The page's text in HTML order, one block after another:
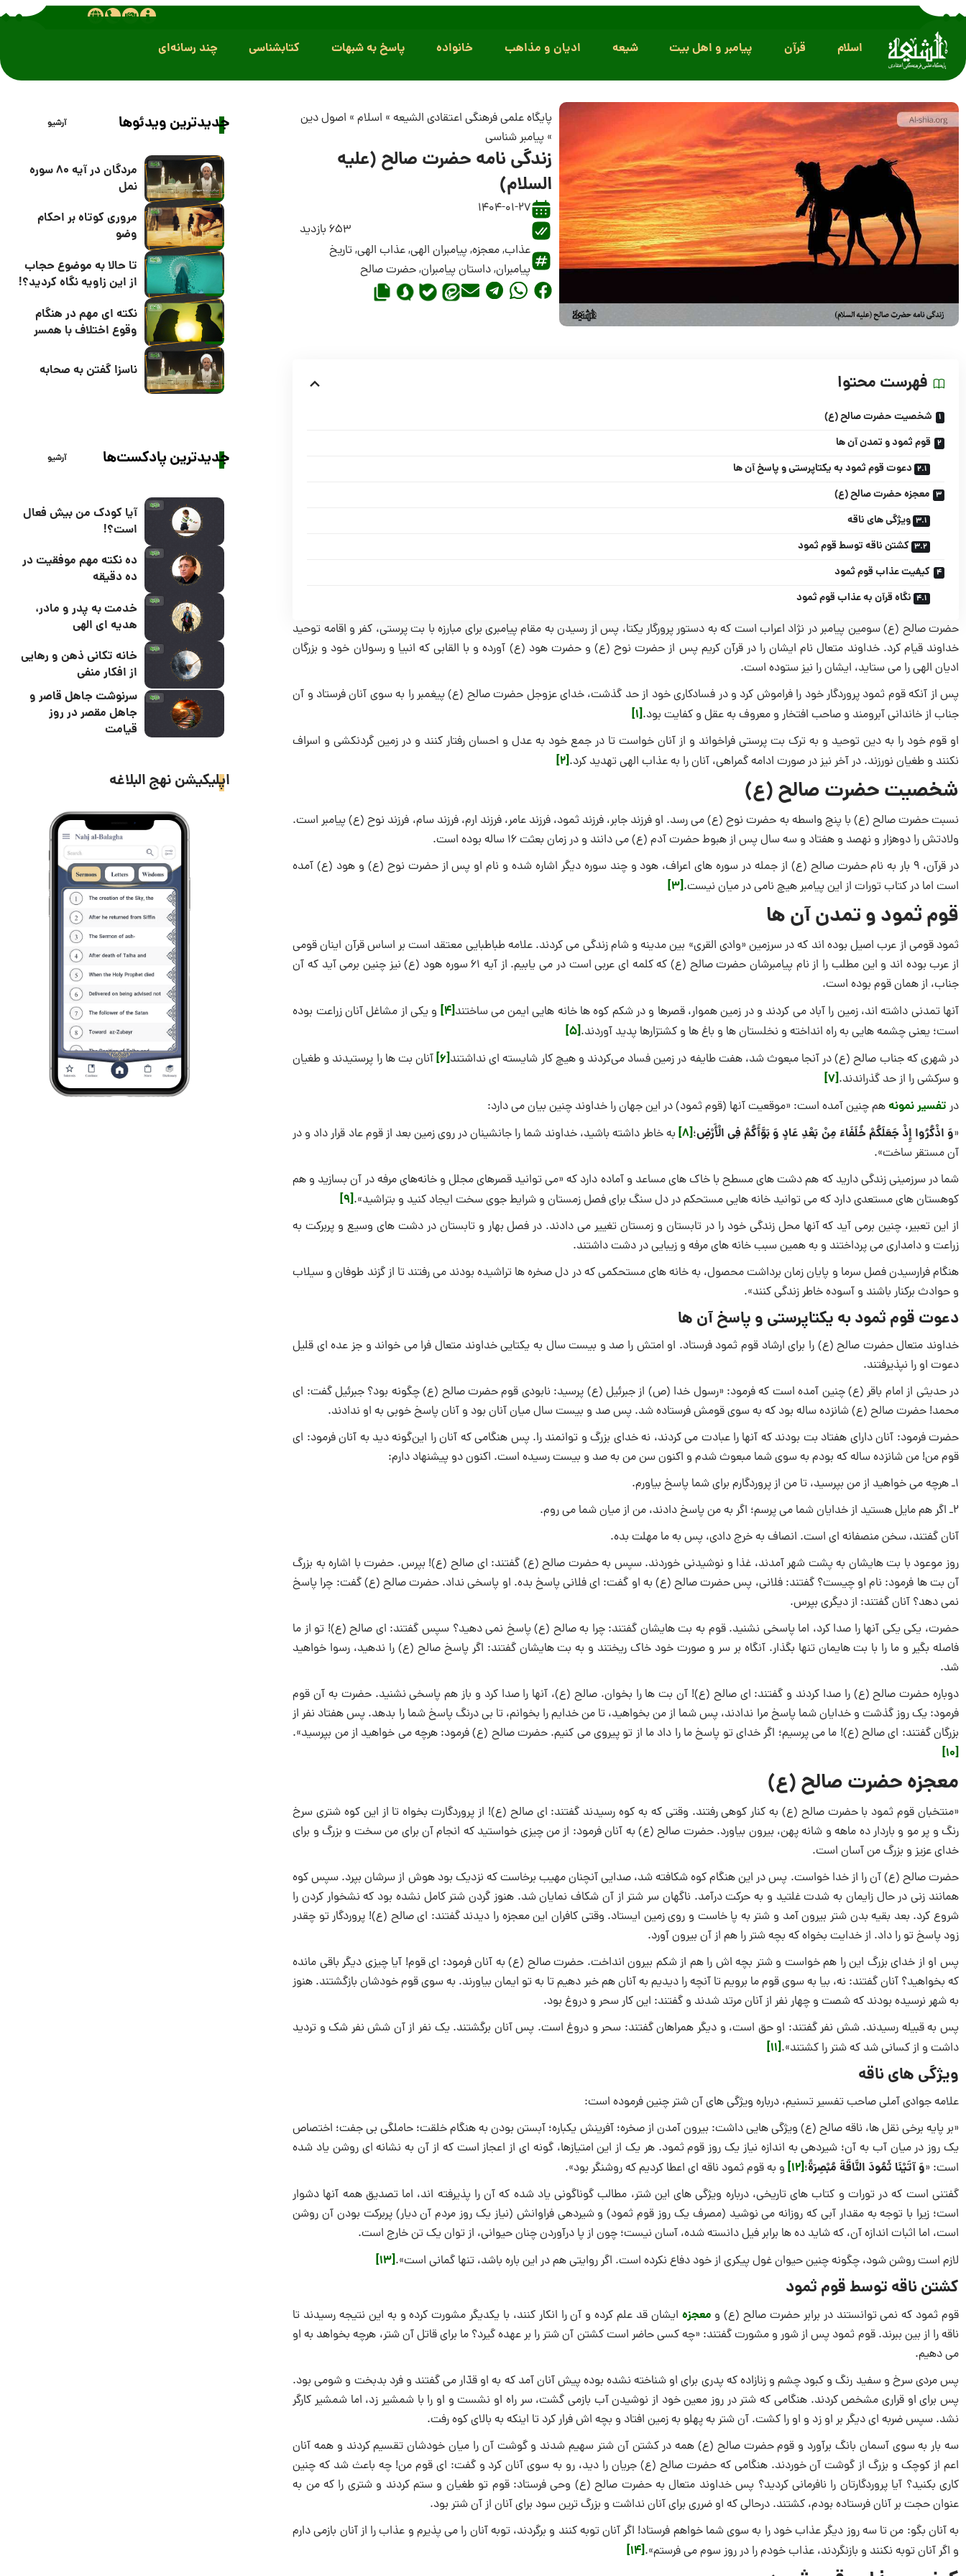
اسلام قرآن پیامبر و اهل بیت شیعه ادیان و مذاهب خانواده پاسخ به شبهات کتابشناسی چند رسانه‌ای
پایگاه علمی فرهنگی اعتقادی الشیعه » اسلام » اصول دین
»پیامبر شناسی
زندگی نامه حضرت صالح (علیه
السلام)
1404-01-27
653 بازدید
عذاب,معجزه,پیامبران الهی,عذاب الهی,تاریخ
پیامبران,داستان پیامبران,حضرت صالح
فهرست محتوا
شخصیت‌ حضرت صالح (ع)
قوم ثمود و تمدن آن ها
دعوت قوم ثمود به یکتاپرستی و پاسخ آن ها
معجزه حضرت صالح (ع)
ویژگی ‌های ناقه
کشتن ناقه توسط قوم ثمود
کیفیت عذاب قوم ثمود
نگاه قرآن به عذاب قوم ثمود
حضرت صالح (ع) سومین پیامبر در نژاد اعراب است که به دستور پرورگار یکتا، پس از رسیدن به مقام پیامبری برای مبارزه با بت ‌پرستی، کفر و اقامه توحید
خداوند قیام کرد. خداوند متعال نام ایشان را در قرآن کریم پس از حضرت نوح (ع) و حضرت هود (ع) آورده و با القابی که انبیا و رسولان خود و بزرگان
ادیان الهی را می ‌ستاید، ایشان را نیز ستوده است.
پس از آنکه قوم ثمود پروردگار خود را فراموش کرد و در فسادکاری خود از حد گذشت، خدای عزوجل حضرت صالح (ع) پیغمبر را به سوی آنان فرستاد و آن
جناب از خاندانی آبرومند و صاحب افتخار و معروف به عقل و کفایت بود.[1]
او قوم خود را به دین توحید و به ترک بت‌ پرستی فراخواند و از آنان خواست تا در جمع خود به عدل و احسان رفتار کنند و در زمین گردنکشی و اسراف
نکنند و طغیان نورزند. در آخر نیز در صورت ادامه گمراهی، آنان را به عذاب الهی تهدید کرد.[2]
شخصیت‌ حضرت صالح (ع)
نسبت حضرت صالح (ع) با پنج واسطه به حضرت نوح (ع) می‌ رسد. او فرزند جابر، فرزند ثمود، فرزند عامر، فرزند ارم، فرزند سام، فرزند نوح (ع) پیامبر است.
ولادتش را دوهزار و نهصد و هفتاد و سه سال پس از هبوط حضرت آدم (ع) می‌ دانند و در زمان بعثت 16 ساله بوده است.
در قرآن، ۹ بار به نام حضرت صالح (ع) از جمله در سوره‌ های اعراف، هود و چند سوره دیگر اشاره شده و نام او پس از حضرت نوح (ع) و هود (ع) آمده
است اما در کتاب تورات از این پیامبر هیچ نامی در میان نیست.[3]
قوم ثمود و تمدن آن ها
ثمود قومی از عرب اصیل‌ بوده ‌اند که در سرزمین «وادی ‌القری» بین مدینه و شام زندگی می ‌کردند. علامه طباطبایی معتقد است بر اساس قرآن اینان قومی
از عرب بوده ‌اند و این مطلب را از نام پیامبرشان حضرت صالح (ع) که کلمه ‌ای عربی است در می‌ یابیم. از آیه 61 سوره هود (ع) نیز چنین برمی ‌آید که آن
جناب، از همان قوم بوده است.
آنها تمدنی داشته ‌اند، زمین را آباد می ‌کردند و در زمین هموار، قصرها و در شکم کوه‌ ها خانه‌ هایی ایمن می ‌ساختند[4]
و یکی از مشاغل آنان زراعت بوده
است؛ یعنی چشمه ‌هایی به راه انداخته و نخلستان‌ ها و باغ‌ ها و کشتزارها پدید آوردند.[5]
در شهری که جناب صالح (ع) در آنجا مبعوث شد، هفت طایفه در زمین فساد می‌کردند و هیچ کار شایسته‌ ای نداشتند[6] آنان بت‌ ها را پرستیدند و طغیان
و سرکشی را از حد گذراندند.[7]
در تفسیر نمونههم چنین آمده است: «موقعیت آنها (قوم ثمود) در این جهان را خداوند چنین بیان می‌ دارد:
«وَ اذْکُرُوا إِذْ جَعَلَکُمْ خُلَفَاءَ مِنْ بَعْدِ عَادٍ وَ بَوَّأَکُمْ فِی الْأَرْضِ؛[8]
به خاطر داشته باشید، خداوند شما را جانشینان در روی زمین بعد از قوم عاد قرار داد و در
آن مستقر ساخت».
شما در سرزمینی زندگی دارید که هم دشت‌ های مسطح با خاک ‌های مساعد و آماده دارد که «می ‌توانید قصر‌های مجلل و خانه‌های مرفه در آن بسازید و هم
کوهستان‌ های مستعدی دارد که می ‌توانید خانه ‌هایی مستحکم در دل سنگ برای فصل زمستان و شرایط جوی سخت ایجاد کنید و بتراشید».[9]
از این تعبیر، چنین برمی ‌آید که آنها محل زندگی خود را در تابستان و زمستان تغییر می‌ دادند. در فصل بهار و تابستان در دشت ‌های وسیع و پربرکت به
زراعت و دامداری می ‌پرداختند و به همین سبب خانه‌ های مرفه و زیبایی در دشت داشتند.
هنگام فرارسیدن فصل سرما و پایان زمان برداشت محصول، به خانه‌ های مستحکمی که در دل صخره ‌ها تراشیده بودند می ‌رفتند تا از گزند طوفان و سیلاب
و حوادث برکنار باشند و آسوده خاطر زندگی کنند».
دعوت قوم ثمود به یکتاپرستی و پاسخ آن ها
خداوند متعال حضرت صالح (ع) را برای ارشاد قوم ثمود فرستاد. او امتش را صد و بیست سال به یکتایی خداوند متعال فرا می‌ خواند و جز عده ای قلیل
دعوت او را نپذیرفتند.
در حدیثی از امام باقر (ع) چنین آمده است که فرمود: «رسول خدا (ص) از جبرئیل (ع) پرسید: نابودی قوم حضرت صالح (ع) چگونه بود؟ جبرئیل گفت: ای
محمد! حضرت صالح (ع) شانزده ساله بود که به سوی قومش فرستاده شد. پس صد و بیست سال میان آنان بود و آنان پاسخ خوبی به او ندادند.
حضرت فرمود: آنان دارای هفتاد بت بودند که آنها را عبادت می ‌کردند، نه خدای بزرگ و توانمند را. پس هنگامی که آنان را این‌گونه دید به آنان فرمود: ای
قوم من! من شانزده ساله که بودم به سوی شما مبعوث شدم و اکنون سن من به صد و بیست رسیده است. اکنون دو پیشنهاد دارم:
1ـ هرچه می‌ خواهید از من بپرسید، تا من از پروردگارم برای شما پاسخ بیاورم.
2ـ اگر هم مایل هستید از خدایان شما می ‌پرسم؛ اگر به من پاسخ دادند، من از میان شما می‌ روم.
آنان گفتند، سخن منصفانه ‌ای است. انصاف به خرج دادی، پس به ما مهلت بده.
روز موعود با بت‌ هایشان به پشت شهر آمدند، غذا و نوشیدنی خوردند. سپس به حضرت صالح (ع) گفتند: ای صالح (ع)! بپرس. حضرت با اشاره به بزرگ
آن بت‌ ها فرمود: نام او چیست؟ گفتند: فلانی، پس حضرت صالح (ع) به او گفت: ای فلانی پاسخ بده. او پاسخی نداد. حضرت صالح (ع) گفت: چرا پاسخ
نمی ‌دهد؟ آنان گفتند: از دیگری بپرس.
حضرت، یکی یکی آنها را صدا کرد، اما پاسخی نشنید. قوم به بت ‌هایشان گفتند: چرا به صالح (ع) پاسخ نمی ‌دهید؟ سپس گفتند: ای صالح (ع)! تو از ما
فاصله بگیر و ما را با بت‌ هایمان تنها بگذار. آنگاه بر سر و صورت خود خاک ریختند و به بت‌ هایشان گفتند: اگر پاسخ صالح (ع) را ندهید، رسوا خواهید
شد.
دوباره حضرت صالح (ع) را صدا کردند و گفتند: ای صالح (ع)! آن بت ‌ها را بخوان. صالح (ع)، آنها را صدا کرد و باز هم پاسخی نشنید. حضرت به آن قوم
فرمود: یک روز گذشت و خدایان شما پاسخ مرا ندادند، پس شما از من بخواهید، تا من خدایم را بخوانم، تا بی‌ درنگ پاسخ شما را بدهد. پس هفتاد نفر از
بزرگان گفتند: ای صالح (ع)! ما می ‌پرسیم؛ اگر خدای تو پاسخ ما را داد ما از تو پیروی می ‌کنیم. حضرت صالح (ع) فرمود: هرچه می ‌خواهید از من بپرسید».
[10]
معجزه حضرت صالح (ع)
«منتخبان قوم ثمود با حضرت صالح (ع) به کنار کوهی رفتند. وقتی که به کوه رسیدند گفتند: ای صالح (ع)! از پروردگارت بخواه تا از این کوه شتری سرخ
‌رنگ و پر مو و باردار ده ‌ماهه و شانه پهن، بیرون بیاورد. حضرت صالح (ع) به آنان فرمود: از من چیزی خواستید که انجام آن برای من سخت و بزرگ و برای
خدای عزیز و بزرگ من آسان است.
حضرت صالح (ع) آن را از خدا خواست. پس در این هنگام کوه شکافته شد، صدایی آنچنان مهیب برخاست که نزدیک بود هوش از سرشان بپرد. سپس کوه
همانند زنی در حال زایمان به شدت غلتید و به حرکت درآمد. ناگهان سر شتر از آن شکاف نمایان شد. هنوز گردن شتر کامل نشده بود که نشخوار کردن را
شروع کرد. بعد بقیه بدن شتر بیرون آمد و شتر به پا خاست و روی زمین ایستاد. وقتی کافران این معجزه را دیدند گفتند: ای صالح (ع)! پروردگار تو چقدر
زود پاسخ تو را داد. از خدایت بخواه که بچه شتر را هم از آن بیرون آورد.
پس او از خدای بزرگ این را هم خواست و شتر بچه‌ اش را هم از شکم بیرون انداخت. حضرت صالح (ع) به آنان فرمود: ای قوم! آیا چیزی دیگر باقی مانده
که بخواهید؟ آنان گفتند: نه، بیا به سوی قوم ما برویم تا آنچه را دیدیم به آنان هم خبر دهیم تا به تو ایمان بیاورند. به سوی قوم خودشان بازگشتند. هنوز
به شهر نرسیده بودند که شصت و چهار نفر از آنان مرتد شدند و گفتند: این کار سحر و دروغ بود.
پس به قبیله رسیدند. شش نفر گفتند: او حق است، و دیگر همراهان گفتند: سحر و دروغ است. پس آنان برگشتند. یک نفر از آن شش نفر شک و تردید
داشت و از کسانی شد که شتر را کشتند».[11]
ویژگی ‌های ناقه
علامه جوادی آملی صاحب تفسیر تسنیم، درباره ویژگی ‌های آن شتر چنین فرموده است:
«بر پایه برخی نقل ‌ها، ناقه صالح (ع) ویژگی ‌هایی داشت: بیرون آمدن از صخره؛ آفرینش یکباره؛ آبستن بودن به هنگام خلقت؛ حاملگی بی‌ جفت؛ اختصاص
یک روز در میان آب به آن؛ شیردهی به اندازه نیاز یک روز قوم ثمود. هر یک از این امتیازها، گونه ‌ای از اعجاز است که از آن به نشانه ‌ای روشن یاد شده
است: «وَ آتَیْنَا ثَمُودَ النَّاقَةَ مُبْصِرَةً؛[12]
و به قوم ثمود ناقه ای اعطا کردیم که روشنگر بود».
گفتنی است که در تورات و کتاب‌ های تاریخی، درباره ویژگی‌ های این شتر، مطالب گوناگونی یاد شده که آن را پذیرفته ‌اند، اما تصدیق همه آنها دشوار
است؛ زیرا با توجه به مقدار آبی که روزانه می‌ نوشید (مصرف یک روز قوم ثمود) و شیردهی فراوانش (نیاز یک روز مردم آن دیار) پربرکت بودن آن روشن
است، اما اثبات اندازه آن، که شاید ده‌ ها برابر فیل دانسته شده، آسان نیست؛ چون از پا درآوردن چنان حیوانی، از توان یک تن خارج است.
لازم است روشن شود، چگونه چنین حیوان غول ‌پیکری از خود دفاع نکرده است. اگر روایتی هم در این باره باشد، تنها گمانی است».[13]
کشتن ناقه توسط قوم ثمود
قوم ثمود که نمی توانستند در برابر حضرت صالح (ع) و معجزه ایشان قد علم کرده و آن را انکار کنند، با یکدیگر مشورت کرده و به این نتیجه رسیدند تا
ناقه را از بین ببرند. قوم ثمود پس از شور و مشورت گفتند: «چه کسی حاضر است کشتن آن شتر را بر عهده گیرد؟ ما برای قاتل آن شتر، هرچه بخواهد به او
می ‌دهیم.
پس مردی سرخ و سفید رنگ و کبود چشم و زنازاده که پدری برای او شناخته نشده بوده پیش آنان آمد که به او قدّار می ‌گفتند و فرد بدبخت و شومی بود.
پس برای او قراری مشخص کردند. هنگامی که شتر در روز معین خود از نوشیدن آب بازمی ‌گشت، سر راه او نشست و او را با شمشیر زد، اما شمشیر کارگر
نشد. سپس ضربه ‌ای دیگر بر او زد و او را کشت. آن شتر به پهلو به زمین افتاد و بچه‌ اش فرار کرد تا اینکه به بالای کوه رفت.
سه بار به سوی آسمان بانگ برآورد و قوم حضرت صالح (ع) همه در کشتن آن شتر سهیم شدند و گوشت آن را میان خودشان تقسیم کردند و همه آنان
اعم از کوچک و بزرگ از گوشت آن خوردند. هنگامی که حضرت صالح (ع) جریان را دید، رو به سوی آنان کرد و گفت: ای قوم من! چه باعث شد که چنین
کاری بکنید؟ آیا پروردگارتان را نافرمانی کردید؟ پس خداوند متعال به حضرت صالح (ع) وحی فرستاد: قوم تو طغیان و ستم کردند و شتری را که من به
عنوان حجت بر آنان فرستاده بودم، کشتند. درحالی‌ که او ضرری برای آنان نداشت و بزرگ‌ ترین سود برای آنان از آن شتر بود.
به آنان بگو: من تا سه روز دیگر عذاب خود را به سوی شما خواهم فرستاد! اگر آنان توبه کنند و برگردند، توبه آنان را می ‌پذیرم و عذاب را از آنان بازمی ‌دارم
و اگر آنان توبه نکنند و بازنگردند، عذاب خودم را در روز سوم می ‌فرستم».[14]
جدیدترین ویدئوها آرشیو
مردگان در آیه 80 سوره
نمل
مروری کوتاه بر احکام
وضو
تا حالا به موضوع حجاب
از این زاویه نگاه کردید؟!
نکته ای مهم در هنگام
وقوع اختلاف با همسر
ناسزا گفتن به صحابه
جدیدترین پادکست‌ها آرشیو
آیا کودک من بیش فعال
است؟!
ده نکته مهم موفقیت در
ده دقیقه
خدمت به پدر و مادر،
هدیه ای الهی
خانه تکانی ذهن و رهایی
از افکار منفی
سرنوشت جاهل قاصر و
جاهل مقصر در روز
قیامت
اپلیکیشن نهج البلاغه